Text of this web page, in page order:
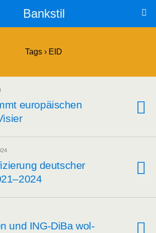
Bankstil
Tags › EID
euro­päi­schen
deut­scher
und ING-DiBa wol­